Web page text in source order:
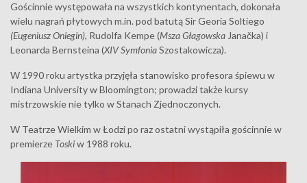
Gościnnie występowała na wszystkich kontynentach, dokonała
wielu nagrań płytowych m.in. pod batutą Sir Georia Soltiego
(Eugeniusz Oniegin), Rudolfa Kempe (Msza Głagowska Janačka) i
Leonarda Bernsteina (XIV SymfoniaSzostakowicza).
W 1990 roku artystka przyjęła stanowisko profesora śpiewu w
Indiana University w Bloomington; prowadzi także kursy
mistrzowskie nie tylko w Stanach Zjednoczonych.
W Teatrze Wielkim w Łodzi po raz ostatni wystąpiła gościnnie w
premierze Toskiw 1988 roku.